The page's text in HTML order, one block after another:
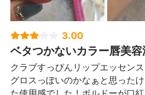
3.00
ベタつかないカラー唇美容
クラブすっぴんリップエッセン
グロスっぽいのかなぁと思った